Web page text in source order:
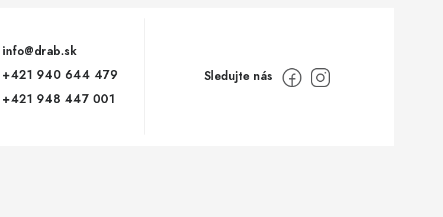
info@drab.sk
+421 940 644 479
+421 948 447 001